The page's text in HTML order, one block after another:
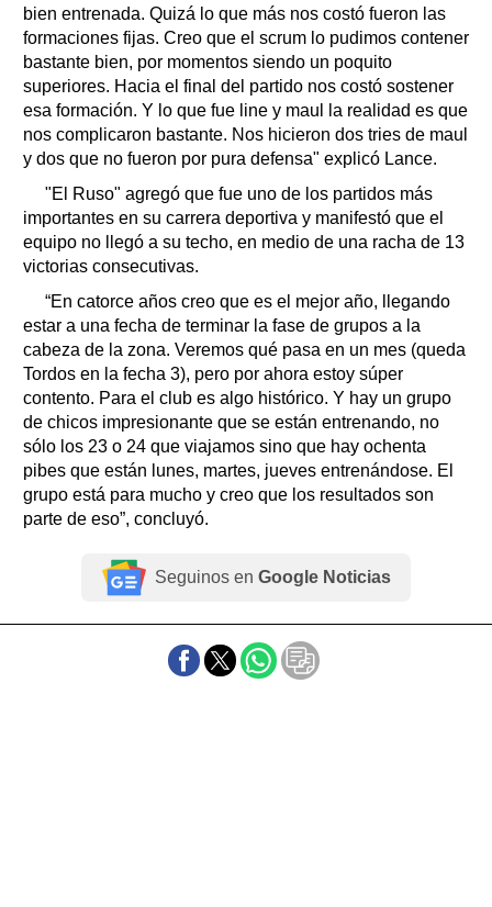
bien entrenada. Quizá lo que más nos costó fueron las
formaciones fijas. Creo que el scrum lo pudimos contener
bastante bien, por momentos siendo un poquito
superiores. Hacia el final del partido nos costó sostener
esa formación. Y lo que fue line y maul la realidad es que
nos complicaron bastante. Nos hicieron dos tries de maul
y dos que no fueron por pura defensa" explicó Lance.
"El Ruso" agregó que fue uno de los partidos más
importantes en su carrera deportiva y manifestó que el
equipo no llegó a su techo, en medio de una racha de 13
victorias consecutivas.
“En catorce años creo que es el mejor año, llegando
estar a una fecha de terminar la fase de grupos a la
cabeza de la zona. Veremos qué pasa en un mes (queda
Tordos en la fecha 3), pero por ahora estoy súper
contento. Para el club es algo histórico. Y hay un grupo
de chicos impresionante que se están entrenando, no
sólo los 23 o 24 que viajamos sino que hay ochenta
pibes que están lunes, martes, jueves entrenándose. El
grupo está para mucho y creo que los resultados son
parte de eso”, concluyó.
Seguinos en Google Noticias